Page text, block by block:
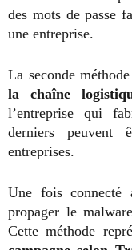
des mots de passe
une entreprise.
La seconde
la chaîne
l’entreprise qui
derniers peuvent
entreprises.
Une fois connecté
propager le
Cette méthode